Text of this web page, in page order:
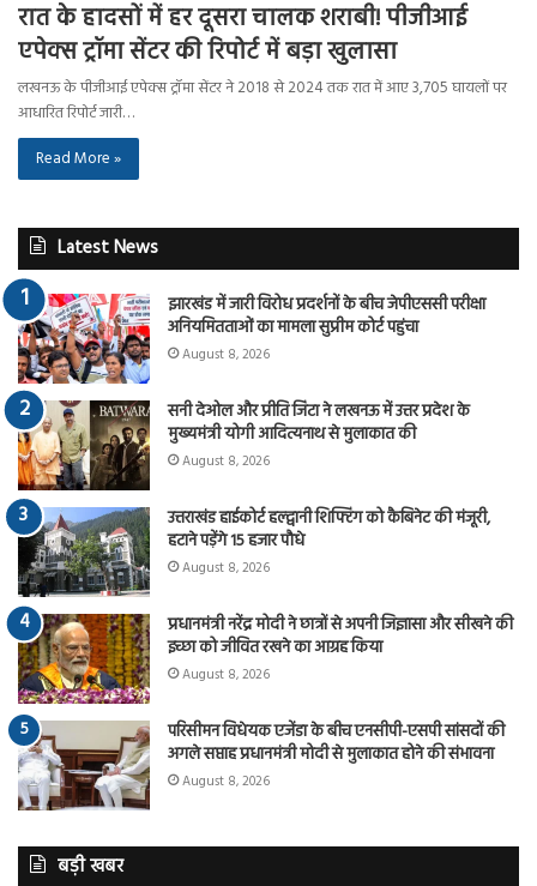
रात के हादसों में हर दूसरा चालक शराबी! पीजीआई
एपेक्स ट्रॉमा सेंटर की रिपोर्ट में बड़ा खुलासा
लखनऊ के पीजीआई एपेक्स ट्रॉमा सेंटर ने 2018 से 2024 तक रात में आए 3,705 घायलों पर
आधारित रिपोर्ट जारी…
Read More »
Latest News
झारखंड में जारी विरोध प्रदर्शनों के बीच जेपीएससी परीक्षा
अनियमितताओं का मामला सुप्रीम कोर्ट पहुंचा
August 8, 2026
सनी देओल और प्रीति जिंटा ने लखनऊ में उत्तर प्रदेश के
मुख्यमंत्री योगी आदित्यनाथ से मुलाकात की
August 8, 2026
उत्तराखंड हाईकोर्ट हल्द्वानी शिफ्टिंग को कैबिनेट की मंजूरी,
हटाने पड़ेंगे 15 हजार पौधे
August 8, 2026
प्रधानमंत्री नरेंद्र मोदी ने छात्रों से अपनी जिज्ञासा और सीखने की
इच्छा को जीवित रखने का आग्रह किया
August 8, 2026
परिसीमन विधेयक एजेंडा के बीच एनसीपी-एसपी सांसदों की
अगले सप्ताह प्रधानमंत्री मोदी से मुलाकात होने की संभावना
August 8, 2026
बड़ी खबर